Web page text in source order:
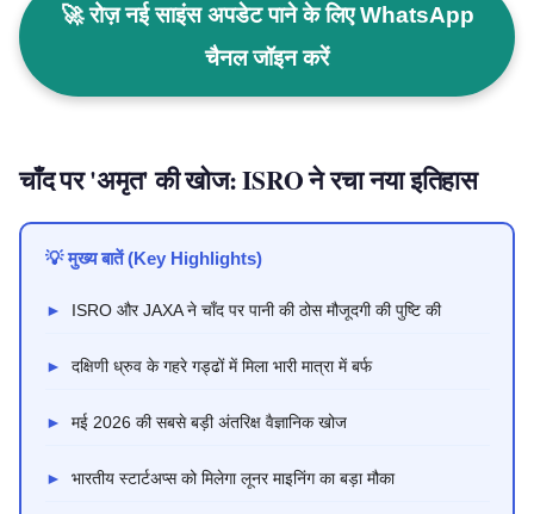
🚀 रोज़ नई साइंस अपडेट पाने के लिए WhatsApp
चैनल जॉइन करें
चाँद पर 'अमृत' की खोज: ISRO ने रचा नया इतिहास
💡 मुख्य बातें (Key Highlights)
► ISRO और JAXA ने चाँद पर पानी की ठोस मौजूदगी की पुष्टि की
► दक्षिणी ध्रुव के गहरे गड्ढों में मिला भारी मात्रा में बर्फ
► मई 2026 की सबसे बड़ी अंतरिक्ष वैज्ञानिक खोज
► भारतीय स्टार्टअप्स को मिलेगा लूनर माइनिंग का बड़ा मौका